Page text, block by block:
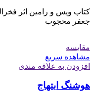
کتاب ویس و رامین اثر
جعفر محجوب
مقایسه
مشاهده سریع
افزودن به علاقه مندی
هوشنگ ابتهاج